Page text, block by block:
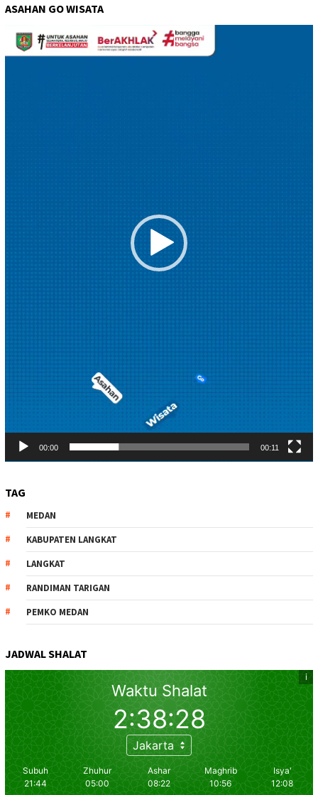
ASAHAN GO WISATA
Pemutar
Video
00:00 00:11
TAG
MEDAN
KABUPATEN LANGKAT
LANGKAT
RANDIMAN TARIGAN
PEMKO MEDAN
JADWAL SHALAT